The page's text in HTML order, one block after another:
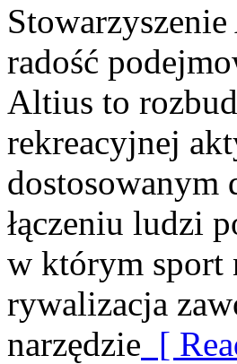
radość
Altius to
rekreacyjnej
dostosowanym
łączeniu ludzi
w którym sport
rywalizacja
narzędzie [